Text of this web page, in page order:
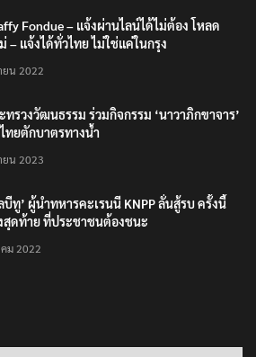
2021
Fondue – แจ้งผ่านไลน์ได้ไม่ต้อง โหลด
– แจ้งได้ทั่วไทย ไม่ใช่แค่ในกรุง
ยน 2022
ทรวงวัฒนธรรม ร่วมกิจกรรม ‘นาวาภิกขาจาร’
ทยตักบาตรทางน้ำ
ยน 2023